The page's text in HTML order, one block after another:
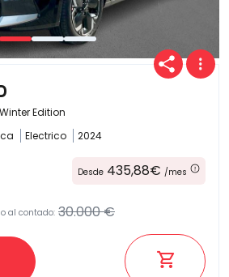
Edition
Electrico 2024
Desde 435,88€ /mes
al contado: 30.000 €